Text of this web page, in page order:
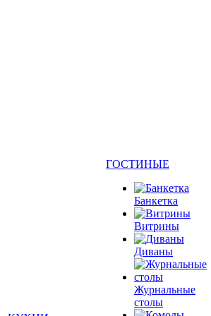
ГОСТИНЫЕ
Банкетка
Витрины
Диваны
Журнальные
столы